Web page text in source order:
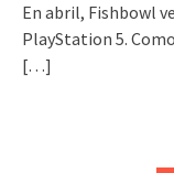
En abril, Fishbowl
PlayStation 5.
[…]